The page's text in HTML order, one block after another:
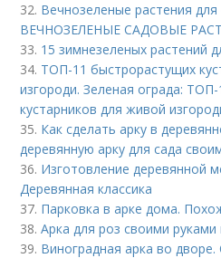
32. Вечнозеленые растения
ВЕЧНОЗЕЛЕНЫЕ САДОВЫЕ
33. 15 зимнезеленых растений
34. ТОП-11 быстрорастущих
изгороди. Зеленая ограда:
кустарников для живой
35. Как сделать арку в
деревянную арку для сада
36. Изготовление деревянной
Деревянная классика
37. Парковка в арке дома.
38.Арка для роз своими руками
39. Виноградная арка во